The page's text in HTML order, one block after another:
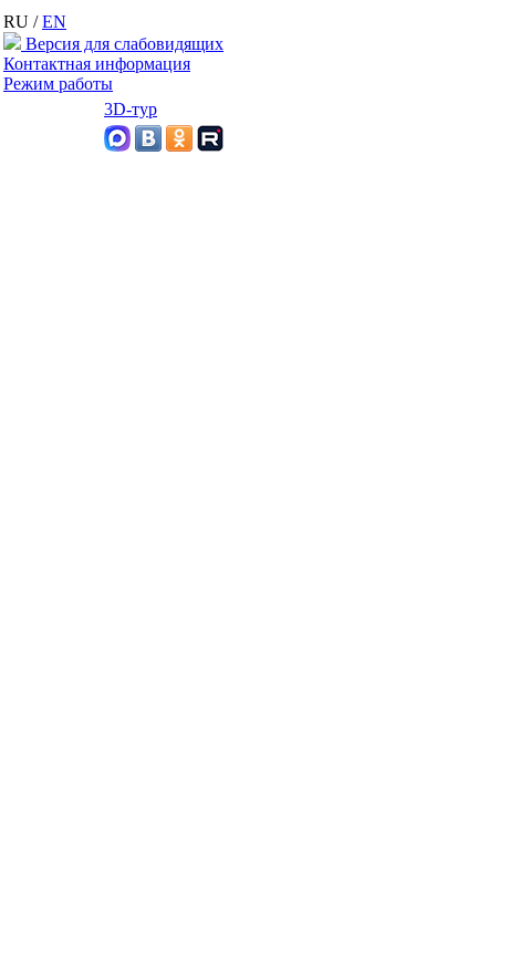
RU /EN
Версия для слабовидящих
Контактная информация
Режим работы
3D-тур